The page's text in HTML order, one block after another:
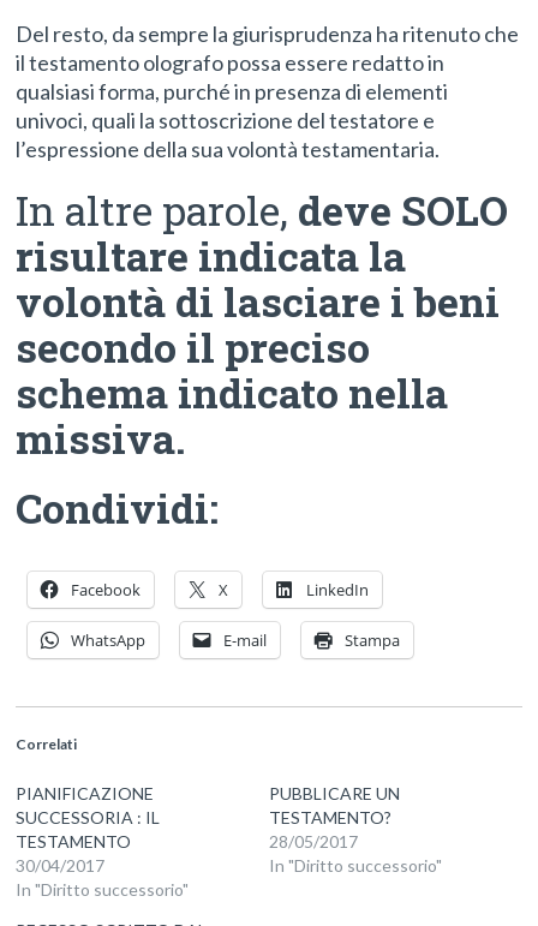
Del resto, da sempre la giurisprudenza ha ritenuto che
il testamento olografo possa essere redatto in
qualsiasi forma, purché in presenza di elementi
univoci, quali la sottoscrizione del testatore e
l’espressione della sua volontà testamentaria.
In altre parole, deve SOLO
risultare indicata la
volontà di lasciare i beni
secondo il preciso
schema indicato nella
missiva.
Condividi:
Facebook X LinkedIn
WhatsApp E-mail Stampa
Correlati
PIANIFICAZIONE
SUCCESSORIA : IL
TESTAMENTO
30/04/2017
In "Diritto successorio"
PUBBLICARE UN
TESTAMENTO?
28/05/2017
In "Diritto successorio"